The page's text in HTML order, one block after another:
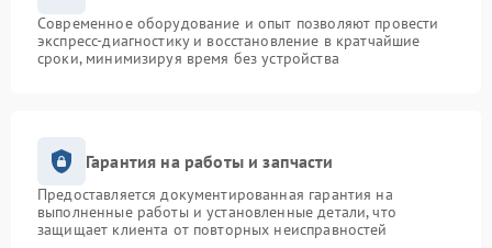
Современное оборудование и опыт позволяют провести
экспресс-диагностику и восстановление в кратчайшие
сроки, минимизируя время без устройства
Гарантия на работы и запчасти
Предоставляется документированная гарантия на
выполненные работы и установленные детали, что
защищает клиента от повторных неисправностей